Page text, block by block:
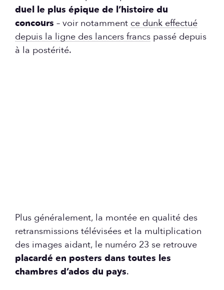
duel le plus épique de l’histoire du
concours – voir notamment ce dunk effectué
depuis la ligne des lancers francs passé depuis
à la postérité.
Plus généralement, la montée en qualité des
retransmissions télévisées et la multiplication
des images aidant, le numéro 23 se retrouve
placardé en posters dans toutes les
chambres d’ados du pays.